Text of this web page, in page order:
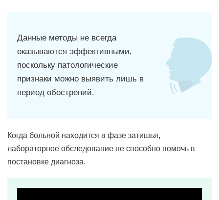
Данные методы не всегда
оказываются эффективными,
поскольку патологические
признаки можно выявить лишь в
период обострений.
Когда больной находится в фазе затишья,
лабораторное обследование не способно помочь в
постановке диагноза.